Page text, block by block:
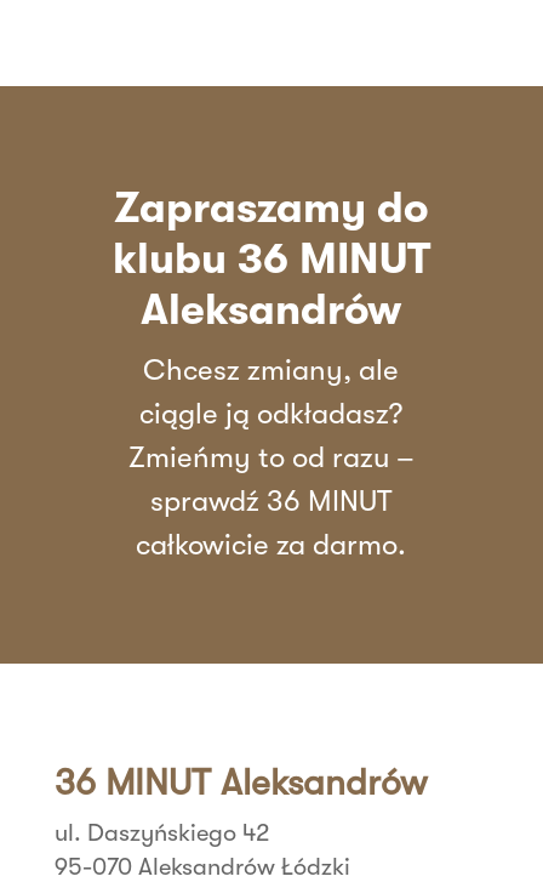
Zapraszamy do
klubu 36 MINUT
Aleksandrów
Chcesz zmiany, ale
ciągle ją odkładasz?
Zmieńmy to od razu –
sprawdź 36 MINUT
całkowicie za darmo.
36 MINUT Aleksandrów
ul. Daszyńskiego 42
95-070 Aleksandrów Łódzki